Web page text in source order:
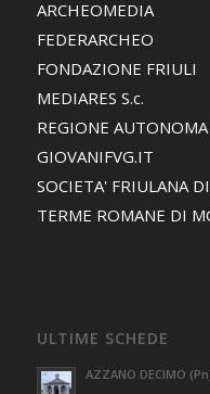
ARCHEOMEDIA
FEDERARCHEO
FONDAZIONE FRIULI
MEDIARES S.c.
REGIONE
GIOVANIFVG.IT
SOCIETA' FRIULANA
TERME ROMANE DI
ULTIME SCHEDE
AZZANO DECIMO